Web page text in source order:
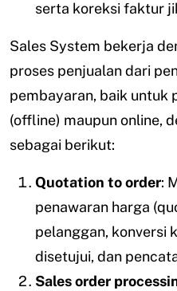
serta koreksi faktur
Sales System bekerja
proses penjualan dari
pembayaran, baik untuk
(offline) maupun online,
sebagai berikut:
Quotation to order:
penawaran harga
pelanggan, konversi
disetujui, dan
Sales order